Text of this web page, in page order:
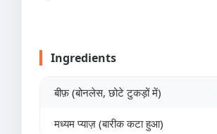
Ingredients
बीफ़ (बोनलेस, छोटे टुकड़ों में)
मध्यम प्याज़ (बारीक कटा हुआ)